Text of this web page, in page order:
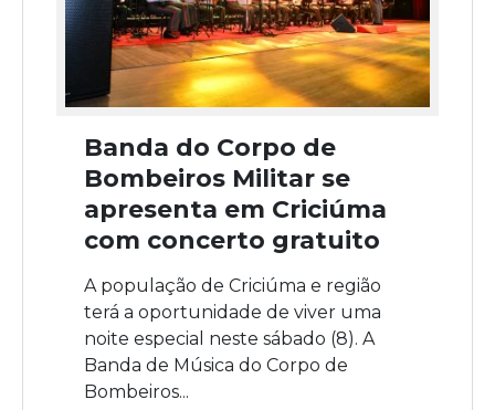
Banda do Corpo de
Bombeiros Militar se
apresenta em Criciúma
com concerto gratuito
A população de Criciúma e região
terá a oportunidade de viver uma
noite especial neste sábado (8). A
Banda de Música do Corpo de
Bombeiros...